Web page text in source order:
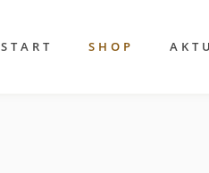
START SHOP